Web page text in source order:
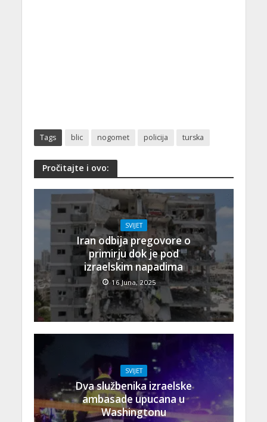
Tags blic nogomet policija turska
Pročitajte i ovo:
SVIJET
Iran odbija pregovore o
primirju dok je pod
izraelskim napadima
16 Juna, 2025
SVIJET
Dva službenika izraelske
ambasade upucana u
Washingtonu